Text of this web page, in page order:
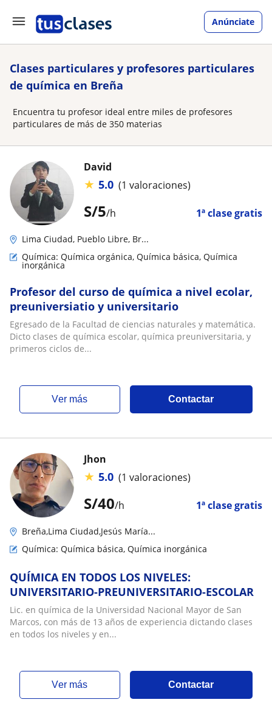
Anúnciate
Clases particulares y profesores particulares
de química en Breña
Encuentra tu profesor ideal entre miles de profesores
particulares de más de 350 materias
S/5/h 1ª clase gratis
David
★ 5.0 (1 valoraciones)
Lima Ciudad, Pueblo Libre, Br...
Química: Química orgánica, Química básica, Química
inorgánica
Profesor del curso de química a nivel ecolar,
preuniversiatio y universitario
Egresado de la Facultad de ciencias naturales y matemática.
Dicto clases de química escolar, química preuniversitaria, y
primeros ciclos de...
ver más Contactar
S/40/h 1ª clase gratis
Jhon
★ 5.0 (1 valoraciones)
Breña,Lima Ciudad,Jesús María...
Química: Química básica, Química inorgánica
QUÍMICA EN TODOS LOS NIVELES:
UNIVERSITARIO-PREUNIVERSITARIO-ESCOLAR
Lic. en química de la Universidad Nacional Mayor de San
Marcos, con más de 13 años de experiencia dictando clases
en todos los niveles y en...
ver más Contactar